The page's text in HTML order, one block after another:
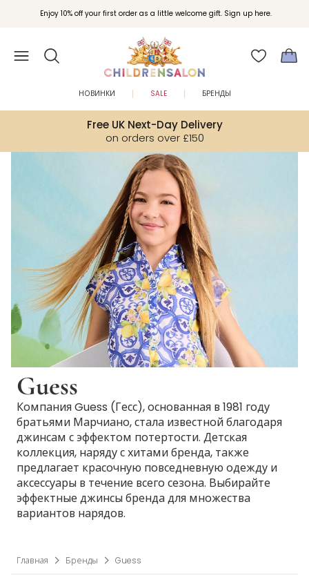
Enjoy 10% off your first order as a little welcome gift. Sign up here.
Вступайте в клуб Бонусы Childrensalon для эксклюзивных привилегий при
покупках.
Free UK Next-Day Delivery
on orders over £150
НОВИНКИ SALE БРЕНДЫ
Guess
Компания Guess (Гесс), основанная в 1981 году
братьями Марчиано, стала известной благодаря
джинсам с эффектом потертости. Детская
коллекция, наряду с хитами бренда, также
предлагает красочную повседневную одежду и
аксессуары в течение всего сезона. Выбирайте
эффектные джинсы бренда для множества
вариантов нарядов.
Главная Бренды Guess